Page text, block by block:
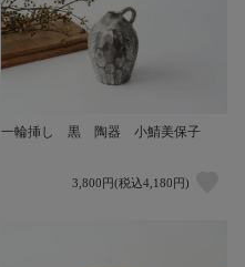
一輪挿し 黒 陶器 小鯖美保子
3,800円(税込4,180円)